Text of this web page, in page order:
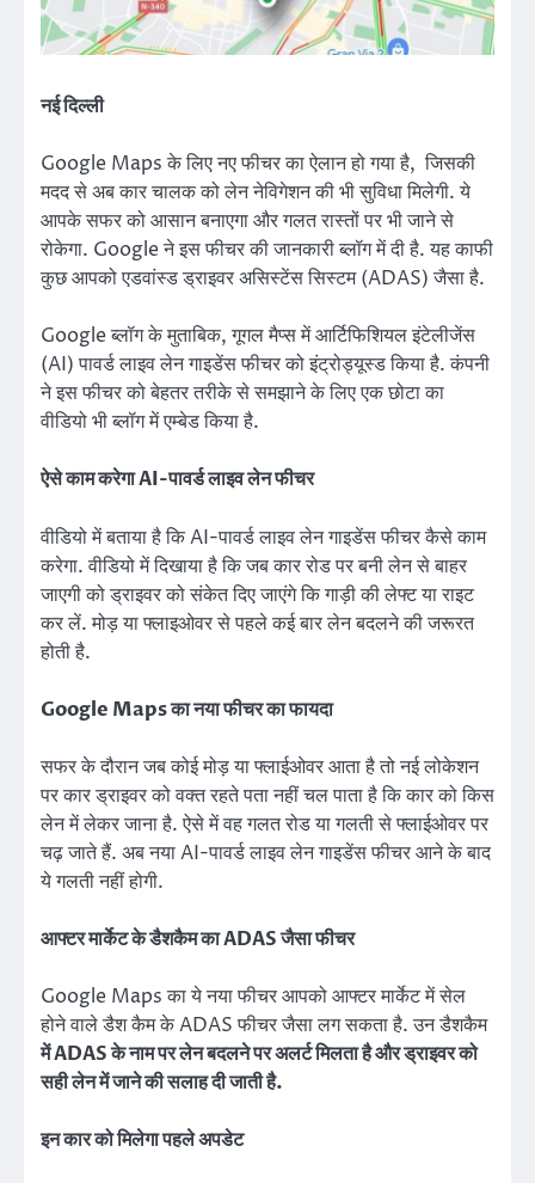
नई दिल्ली
Google Maps के लिए नए फीचर का ऐलान हो गया है, जिसकी
मदद से अब कार चालक को लेन नेविगेशन की भी सुविधा मिलेगी. ये
आपके सफर को आसान बनाएगा और गलत रास्तों पर भी जाने से
रोकेगा. Google ने इस फीचर की जानकारी ब्लॉग में दी है. यह काफी
कुछ आपको एडवांस्ड ड्राइवर असिस्टेंस सिस्टम (ADAS) जैसा है.
Google ब्लॉग के मुताबिक, गूगल मैप्स में आर्टिफिशियल इंटेलीजेंस
(AI) पावर्ड लाइव लेन गाइडेंस फीचर को इंट्रोड्यूस्ड किया है. कंपनी
ने इस फीचर को बेहतर तरीके से समझाने के लिए एक छोटा का
वीडियो भी ब्लॉग में एम्बेड किया है.
ऐसे काम करेगा AI-पावर्ड लाइव लेन फीचर
वीडियो में बताया है कि AI-पावर्ड लाइव लेन गाइडेंस फीचर कैसे काम
करेगा. वीडियो में दिखाया है कि जब कार रोड पर बनी लेन से बाहर
जाएगी को ड्राइवर को संकेत दिए जाएंगे कि गाड़ी की लेफ्ट या राइट
कर लें. मोड़ या फ्लाइओवर से पहले कई बार लेन बदलने की जरूरत
होती है.
Google Maps का नया फीचर का फायदा
सफर के दौरान जब कोई मोड़ या फ्लाईओवर आता है तो नई लोकेशन
पर कार ड्राइवर को वक्त रहते पता नहीं चल पाता है कि कार को किस
लेन में लेकर जाना है. ऐसे में वह गलत रोड या गलती से फ्लाईओवर पर
चढ़ जाते हैं. अब नया AI-पावर्ड लाइव लेन गाइडेंस फीचर आने के बाद
ये गलती नहीं होगी.
आफ्टर मार्केट के डैशकैम का ADAS जैसा फीचर
Google Maps का ये नया फीचर आपको आफ्टर मार्केट में सेल
होने वाले डैश कैम के ADAS फीचर जैसा लग सकता है. उन डैशकैम
में ADAS के नाम पर लेन बदलने पर अलर्ट मिलता है और ड्राइवर को
सही लेन में जाने की सलाह दी जाती है.
इन कार को मिलेगा पहले अपडेट